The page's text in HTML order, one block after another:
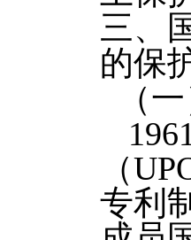
三、
的保
（
（
专利